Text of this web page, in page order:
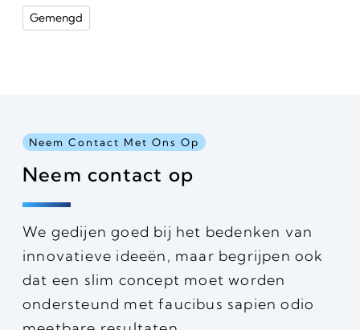
Gemengd
Neem Contact Met Ons Op
Neem contact op
We gedijen goed bij het bedenken van
innovatieve ideeën, maar begrijpen ook
dat een slim concept moet worden
ondersteund met faucibus sapien odio